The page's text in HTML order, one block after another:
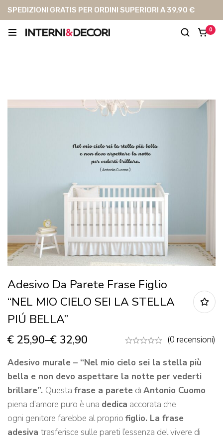
SPEDIZIONI GRATIS PER ORDINI SUPERIORI A 39,90 €
0
Adesivo Da Parete Frase Figlio
“NEL MIO CIELO SEI LA STELLA
PIÚ BELLA”
€ 25,90–€ 32,90
(0 recensioni)
Adesivo murale – “Nel mio cielo sei la stella più
bella e non devo aspettare la notte per vederti
brillare”. Questa frase a parete di Antonio Cuomo
piena d’amore puro è una dedica accorata che
ogni genitore farebbe al proprio figlio. La frase
adesiva trasferisce sulle pareti l’essenza del vivere di